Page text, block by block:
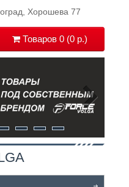
Хорошева 77
Товаров 0 (0 р.)